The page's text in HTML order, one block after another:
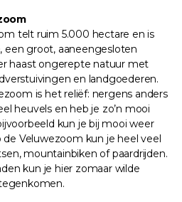
telt ruim 5.000 hectare en is
een groot, aaneengesloten
haast ongerepte natuur met
en landgoederen.
is het reliëf: nergens anders
heuvels en heb je zo’n mooi
kun je bij mooi weer
Veluwezoom kun je heel veel
mountainbiken of paardrijden.
kun je hier zomaar wilde